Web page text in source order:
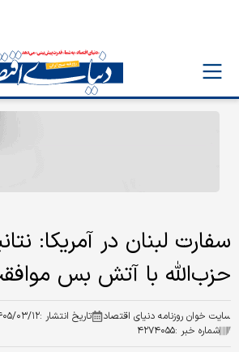
سفارت لبنان در آمریکا:
حزب‌الله با آتش بس
سایت خوان روزنامه دنیای اقتصاد تاریخ انتشار :۱۴۰۵/۰۳/۱۲
شماره خبر :۴۲۷۴۰۵۵